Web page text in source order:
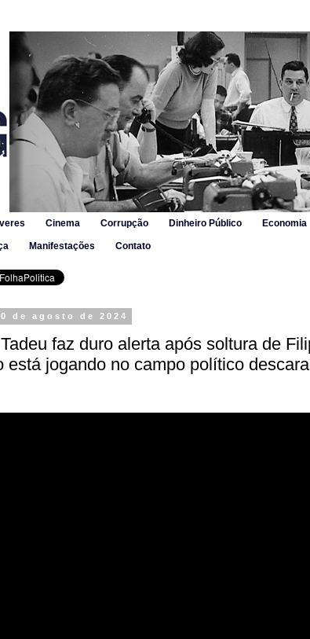
Cinema Corrupção Dinheiro Público Economia
Manifestações Contato
de agosto de 2024
faz duro alerta após soltura de
está jogando no campo político